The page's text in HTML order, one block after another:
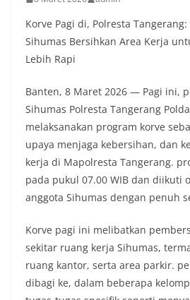
Korve Pagi di, Polresta
Sihumas Bersihkan Area Kerja
Lebih Rapi
Banten, 8 Maret 2026 — Pagi ini,
Sihumas Polresta Tangerang
melaksanakan program korve
upaya menjaga kebersihan, dan
kerja di Mapolresta Tangerang.
pada pukul 07.00 WIB dan diikuti
anggota Sihumas dengan penuh
Korve pagi ini melibatkan
sekitar ruang kerja Sihumas,
ruang kantor, serta area parkir.
dibagi ke, dalam beberapa